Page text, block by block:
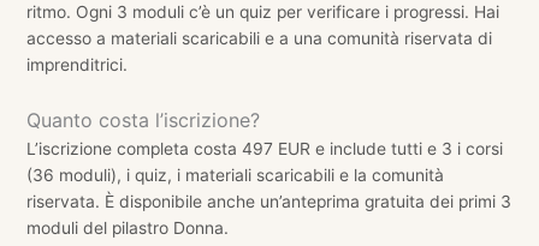
ritmo. Ogni 3 moduli c’è un quiz per verificare i progressi. Hai
accesso a materiali scaricabili e a una comunità riservata di
imprenditrici.
Quanto costa l’iscrizione?
L’iscrizione completa costa 497 EUR e include tutti e 3 i corsi
(36 moduli), i quiz, i materiali scaricabili e la comunità
riservata. È disponibile anche un’anteprima gratuita dei primi 3
moduli del pilastro Donna.